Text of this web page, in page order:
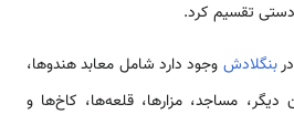
تقسیم کرد.
بنگلادش وجود دارد شامل معابد هندوها،
دیگر، مساجد، مزارها، قلعه‌ها، کاخ‌ها و